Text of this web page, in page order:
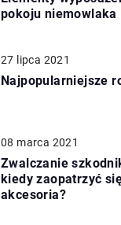
pokoju niemowlaka
27 lipca 2021
Najpopularniejsze
08 marca 2021
Zwalczanie
kiedy zaopatrzyć
akcesoria?